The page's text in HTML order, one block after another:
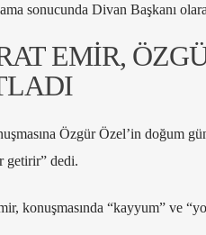
sonucunda Divan Başkanı
EMİR,
Özgür Özel’in doğum
getirir” dedi.
konuşmasında “kayyum” ve